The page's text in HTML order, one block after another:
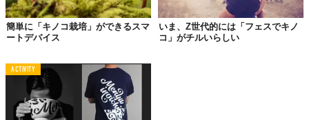
簡単に「キノコ栽培」ができるスマ
ートデバイス
いま、Z世代的には「フェスでキノ
コ」がチルいらしい
ACTIVITY